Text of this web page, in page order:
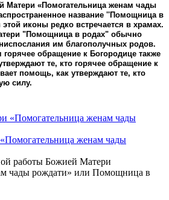
Матери «Помогательница женам чады
название ''Помощница в
иконы редко встречается в храмах.
"Помощница в родах" обычно
им благополучных родов.
горячее обращение к Богородице также
те, кто горячее обращение к
помощь, как утверждают те, кто
силу.
женам чады
работы Божией Матери
чады рождати» или Помощница в